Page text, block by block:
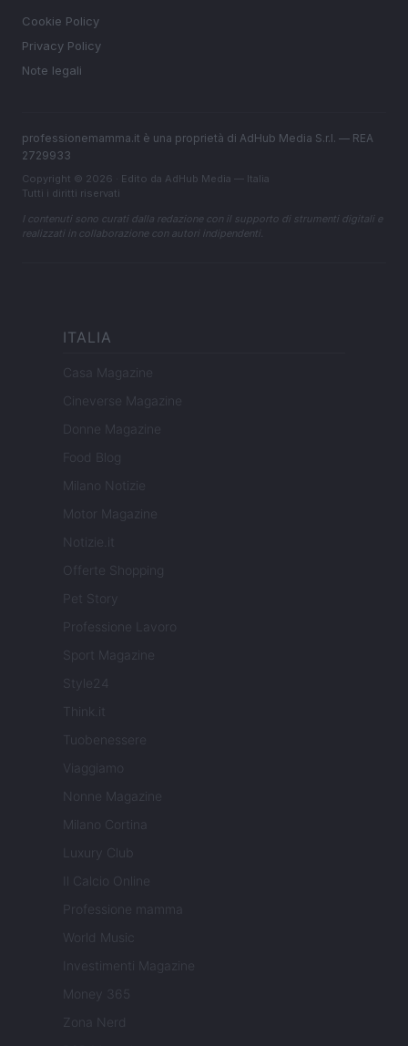
Cookie Policy
Privacy Policy
Note legali
professionemamma.it è una proprietà di AdHub Media S.r.l. — REA
2729933
Copyright © 2026 · Edito da AdHub Media — Italia
Tutti i diritti riservati
I contenuti sono curati dalla redazione con il supporto di strumenti digitali e
realizzati in collaborazione con autori indipendenti.
ITALIA
Casa Magazine
Cineverse Magazine
Donne Magazine
Food Blog
Milano Notizie
Motor Magazine
Notizie.it
Offerte Shopping
Pet Story
Professione Lavoro
Sport Magazine
Style24
Think.it
Tuobenessere
Viaggiamo
Nonne Magazine
Milano Cortina
Luxury Club
Il Calcio Online
Professione mamma
World Music
Investimenti Magazine
Money 365
Zona Nerd